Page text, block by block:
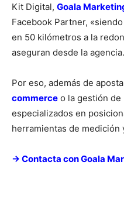
Kit Digital, Goala
Facebook Partner,
en 50 kilómetros a la
aseguran desde la agencia.
Por eso, además de
commerce o la gestión de
especializados en
herramientas de medición
-> Contacta con Goala